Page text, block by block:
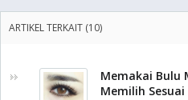
ARTIKEL TERKAIT (10)
Memakai Bulu
Memilih